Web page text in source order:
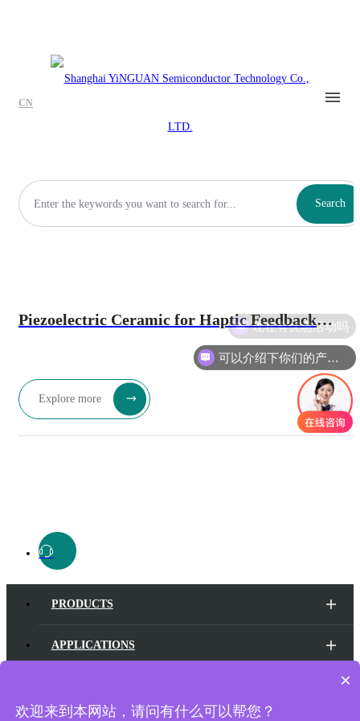
CN
Search
Piezoelectric Ceramic for Haptic Feedback
Explore more
PRODUCTS
APPLICATIONS
可以介绍下你们的产品么
现在有优惠活动吗
×
欢迎来到本网站，请问有什么可以帮您？